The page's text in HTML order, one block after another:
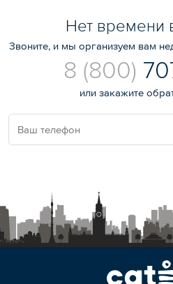
Нет времени
Звоните, и мы организуем вам
8 (800)
или закажите